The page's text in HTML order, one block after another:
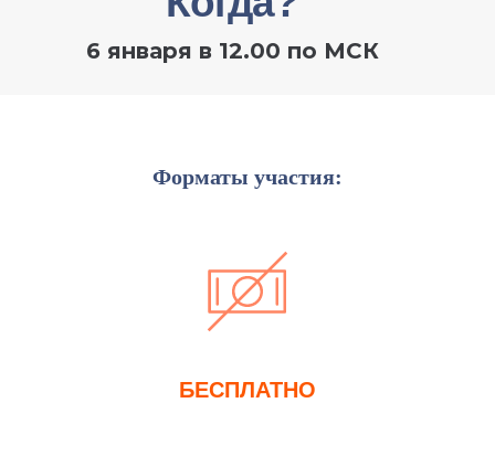
Форматы участия:
БЕСПЛАТНО